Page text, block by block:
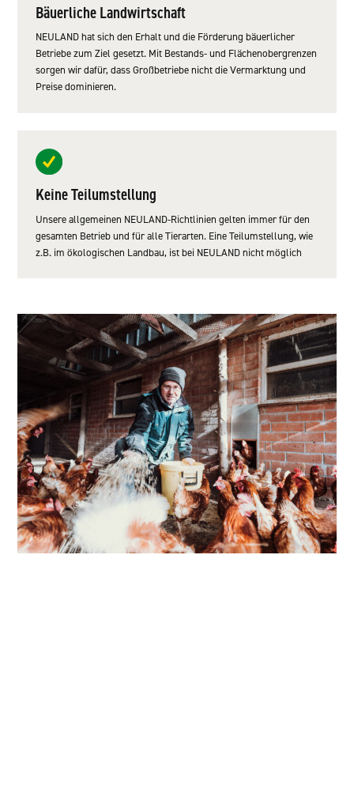
Bäuerliche Landwirtschaft
NEULAND hat sich den Erhalt und die Förderung bäuerlicher
Betriebe zum Ziel gesetzt. Mit Bestands- und Flächenobergrenzen
sorgen wir dafür, dass Großbetriebe nicht die Vermarktung und
Preise dominieren.
Keine Teilumstellung
Unsere allgemeinen NEULAND-Richtlinien gelten immer für den
gesamten Betrieb und für alle Tierarten. Eine Teilumstellung, wie
z.B. im ökologischen Landbau, ist bei NEULAND nicht möglich